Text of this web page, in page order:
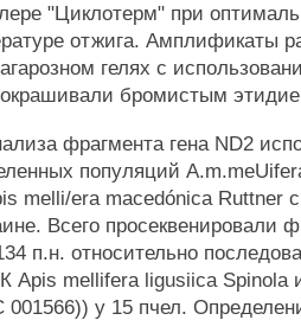
"Циклотерм" при
отжига. Амплификаты
гелях с
бромистым
фрагмента гена ND2
популяций
melli/era macedónica Ruttner
Всего просеквенировали
п.н. относительно
Apis mellifera ligusiica Spinola
001566)) y 15 пчел.